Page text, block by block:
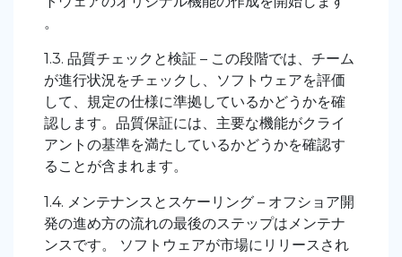
。
1.3. 品質チェックと検証 – この段階では、チーム
が進行状況をチェックし、ソフトウェアを評価
して、規定の仕様に準拠しているかどうかを確
認します。品質保証には、主要な機能がクライ
アントの基準を満たしているかどうかを確認す
ることが含まれます。
1.4. メンテナンスとスケーリング – オフショア開
発の進め方の流れの最後のステップはメンテナ
ンスです。 ソフトウェアが市場にリリースされ